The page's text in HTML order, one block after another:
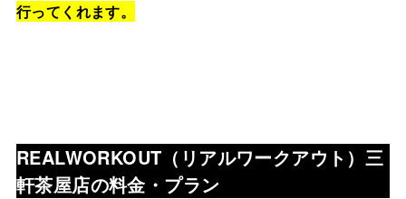
行ってくれます。
REALWORKOUT（リアルワークアウト）三
軒茶屋店の料金・プラン